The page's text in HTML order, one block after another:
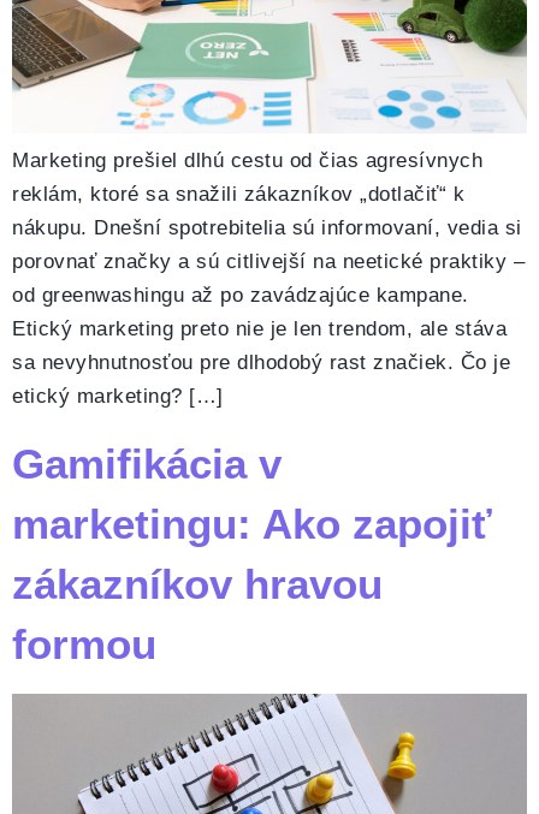
Marketing prešiel dlhú cestu od čias agresívnych
reklám, ktoré sa snažili zákazníkov „dotlačiť“ k
nákupu. Dnešní spotrebitelia sú informovaní, vedia si
porovnať značky a sú citlivejší na neetické praktiky –
od greenwashingu až po zavádzajúce kampane.
Etický marketing preto nie je len trendom, ale stáva
sa nevyhnutnosťou pre dlhodobý rast značiek. Čo je
etický marketing? […]
Gamifikácia v
marketingu: Ako zapojiť
zákazníkov hravou
formou